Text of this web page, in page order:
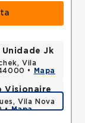
Jk
Vila
•
Mapa
Visionaire
Vila Nova
•Mapa